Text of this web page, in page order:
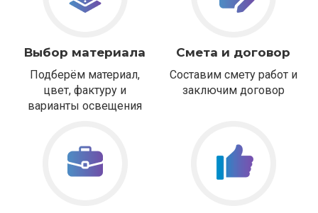
Выбор материала
Подберём материал,
цвет, фактуру и
варианты освещения
Смета и договор
Составим смету работ и
заключим договор